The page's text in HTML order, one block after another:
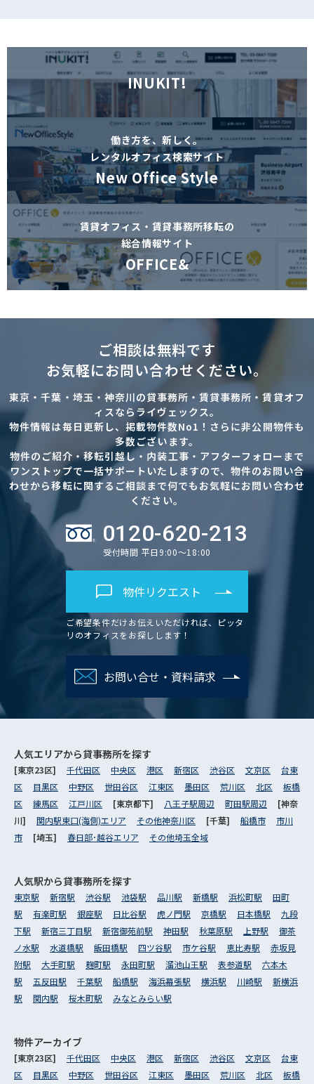
INUKIT!
働き方を、新しく。
レンタルオフィス検索サイト
New Office Style
賃貸オフィス・賃貸事務所移転の
総合情報サイト
OFFICE&
ご相談は無料です
お気軽にお問い合わせください。
東京・千葉・埼玉・神奈川の貸事務所・賃貸事務所・賃貸オフ
ィスならライヴェックス。
物件情報は毎日更新し、掲載物件数No1！さらに非公開物件も
多数ございます。
物件のご紹介・移転引越し・内装工事・アフターフォローまで
ワンストップで一括サポートいたしますので、物件のお問い合
わせから移転に関するご相談まで何でもお気軽にお問い合わせ
ください。
0120-620-213
受付時間 平日9:00～18:00
物件リクエスト
ご希望条件だけお伝えいただければ、ピッタ
リのオフィスをお探しします！
お問い合せ・資料請求
人気エリアから貸事務所を探す
[東京23区] 千代田区 中央区 港区 新宿区 渋谷区 文京区
台東
区
目黒区 中野区 世田谷区 江東区 墨田区 荒川区 北区
板橋
区
練馬区 江戸川区 [東京都下] 八王子駅周辺 町田駅周辺
[神奈
川] 関内駅東口(海側)エリア その他神奈川区 [千葉] 船橋市
市川
市
[埼玉] 春日部･越谷エリア その他埼玉全域
人気駅から貸事務所を探す
東京駅 新宿駅 渋谷駅 池袋駅 品川駅 新橋駅 浜松町駅
田町
駅
有楽町駅 銀座駅 日比谷駅 虎ノ門駅 京橋駅 日本橋駅
九段
下駅
新宿三丁目駅 新宿御苑前駅 神田駅 秋葉原駅 上野駅
御茶
ノ水駅
水道橋駅 飯田橋駅 四ツ谷駅 市ケ谷駅 恵比寿駅
赤坂見
附駅
大手町駅 麹町駅 永田町駅 溜池山王駅 表参道駅
六本木
駅
五反田駅 千葉駅 船橋駅 海浜幕張駅 横浜駅 川崎駅
新横浜
駅
関内駅 桜木町駅 みなとみらい駅
物件アーカイブ
[東京23区] 千代田区 中央区 港区 新宿区 渋谷区 文京区
台東
区
目黒区 中野区 世田谷区 江東区 墨田区 荒川区 北区 板橋